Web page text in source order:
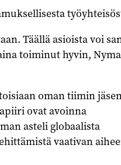
Täällä asioista voi
toiminut hyvin,
oman tiimin
ovat avoinna
asteli globaalista
vaativan